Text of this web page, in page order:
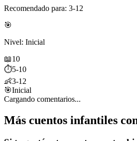
Recomendado para: 3-12
🎯
Nivel: Inicial
📖10
⏱️5-10
👶3-12
🎯Inicial
Cargando comentarios...
Más cuentos infantiles